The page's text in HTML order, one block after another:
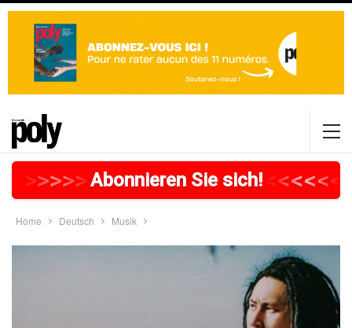
>>> >>>>>>>>>>>>>
Abonnieren Sie sich! <<<<
<<<
Home Deutsch Musik